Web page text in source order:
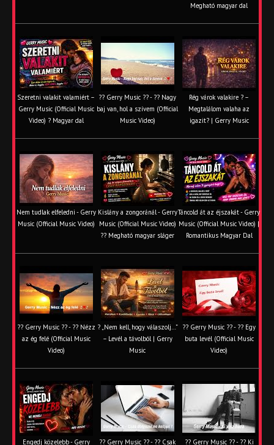
Megható magyar dal
Szeretni valakit valamiért –
Gerry Music (Official Music
Video) ? Magyar dal
?? Gerry Music ?? - ?? Nagy
baj van, hol a szívem (Official
Music Video)
Rég várok valakire ? –
Megtalálom valaha az
igazit? | Gerry Music
Nem tudlak elfeledni - Gerry
Music (Official Music Video)
Kislány a zongoránál - Gerry
Music (Official Music Video)
?? Megható magyar sláger
Táncold át az éjszakát - Gerry
Music (Official Music Video) |
Romantikus Magyar Dal
?? Gerry Music ?? - ?? Nézz
az ég felé (Official Music
Video)
? „Nem kell, hogy válaszolj…”
– Levél a távolból | Gerry
Music
?? Gerry Music ?? - ?? Egy
buta levél (Official Music
Video)
Engedj közelebb - Gerry ?? Gerry Music ?? - ?? Csak ?? Gerry Music ?? - ?? Ki